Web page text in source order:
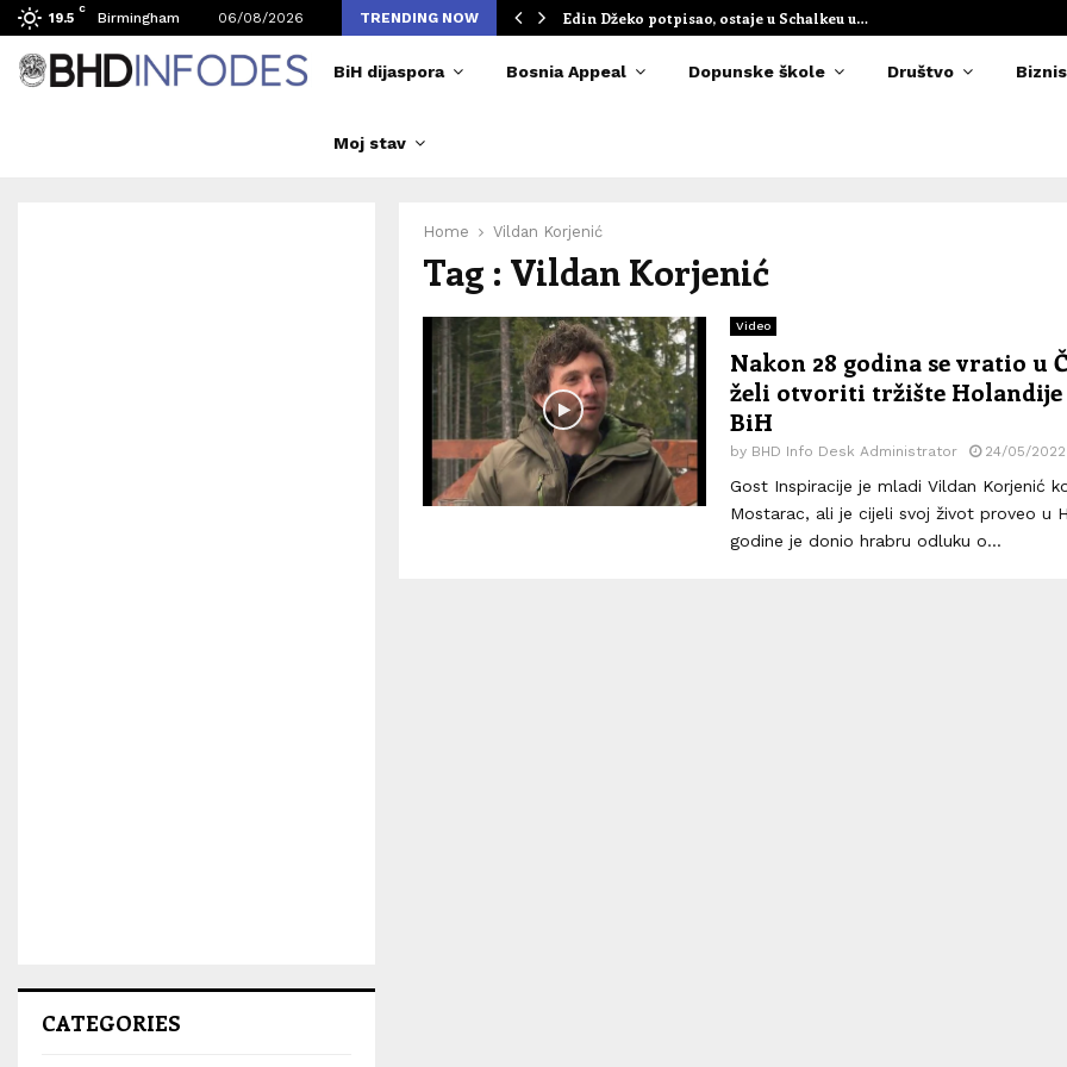
19.5
C
Birmingham 06/08/2026 TRENDING NOW
broj posjetilaca tokom Merlinovih koncerata Edin Džeko potpisao, ostaje u Schalkeu u…
BiH dijaspora Bosnia Appeal Dopunske škole Društvo Biznis
Moj stav
Home Vildan Korjenić
Tag : Vildan Korjenić
Video
Nakon 28 godina se vratio u
želi otvoriti tržište Holandije
BiH
by BHD Info Desk Administrator 24/05/2022
Gost Inspiracije je mladi Vildan Korjenić
Mostarac, ali je cijeli svoj život proveo u
godine je donio hrabru odluku o...
CATEGORIES